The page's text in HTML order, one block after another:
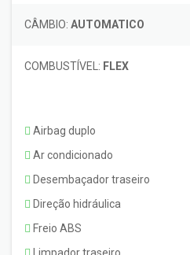
CÂMBIO: AUTOMATICO
COMBUSTÍVEL: FLEX
Airbag duplo
Ar condicionado
Desembaçador traseiro
Direção hidráulica
Freio ABS